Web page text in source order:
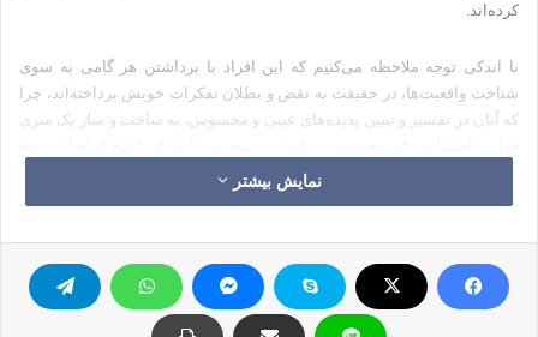
کرده‌اند.
با اندکی توجه ملاحظه می‌کنیم که این افراد با برداشتن هر گامی به سوی
شناخت واقعیت‌ها، در حقیقت به نقض و بطلان تفکرات خویش پرداخته‌اند، چرا
که آنان در تفسیر و تبیین پدیده‌های عینی و محسوس، به ساخت و ساز یک سری
و اسباب طبیعی یا مصنوعی بشری قابل تجربه و مشاهده نیستند؛ ولی در عین
طبیعی و چگونگی حرکات و فعل و انفعالات درون ماده می‌پردازند؛ در حالی که
قادر به شناخت و تعیین حقیقت این فرضیه‌ها نبوده و حتی نمی‌توانند پرده از
نمایش بیشتر